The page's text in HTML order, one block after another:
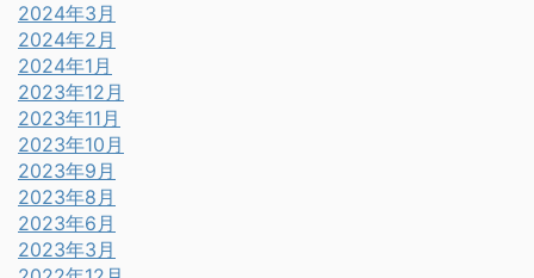
2024年3月
2024年2月
2024年1月
2023年12月
2023年11月
2023年10月
2023年9月
2023年8月
2023年6月
2023年3月